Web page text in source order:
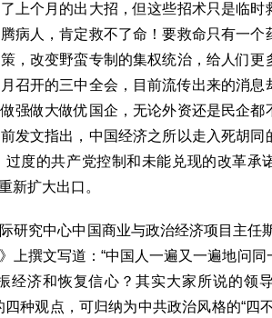
上个月的出大招，但这些招术只是临时
病人，肯定救不了命！要救命只有一个
，改变野蛮专制的集权统治，给人们更
召开的三中全会，目前流传出来的消息
强做大做优国企，无论外资还是民企都
发文指出，中国经济之所以走入死胡同
度的共产党控制和未能兑现的改革承
新扩大出口。
研究中心中国商业与政治经济项目主任
上撰文写道：“中国人一遍又一遍地问同
经济和恢复信心？其实大家所说的领
种观点，可归纳为中共政治风格的“四